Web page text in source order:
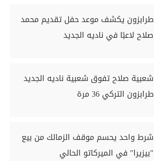
طرابزون يكشف موعد حفل تقديم محمد
صلاح لاعبًا في ناديه الجديد
شعبية صلاح تفوق شعبية ناديه الجديد
طرابزون التركي 36 مرة
شرط واحد يحسم موقف الزمالك من بيع
"بيزيرا" في الميركاتو الحالي